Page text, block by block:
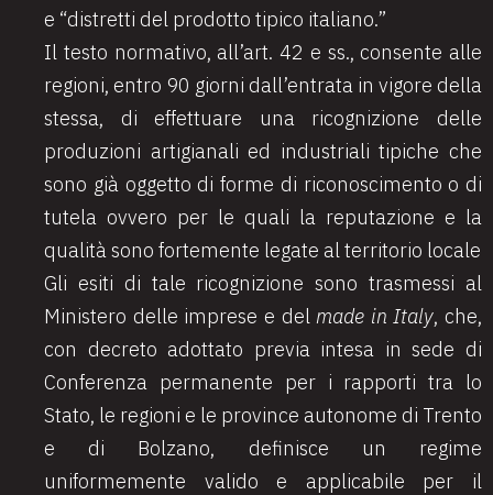
e “distretti del prodotto tipico italiano.”
Il testo normativo, all’art. 42 e ss., consente alle
regioni, entro 90 giorni dall’entrata in vigore della
stessa, di effettuare una ricognizione delle
produzioni artigianali ed industriali tipiche che
sono già oggetto di forme di riconoscimento o di
tutela ovvero per le quali la reputazione e la
qualità sono fortemente legate al territorio locale
Gli esiti di tale ricognizione sono trasmessi al
Ministero delle imprese e delmade in Italy, che,
con decreto adottato previa intesa in sede di
Conferenza permanente per i rapporti tra lo
Stato, le regioni e le province autonome di Trento
e di Bolzano, definisce un regime
uniformemente valido e applicabile per il